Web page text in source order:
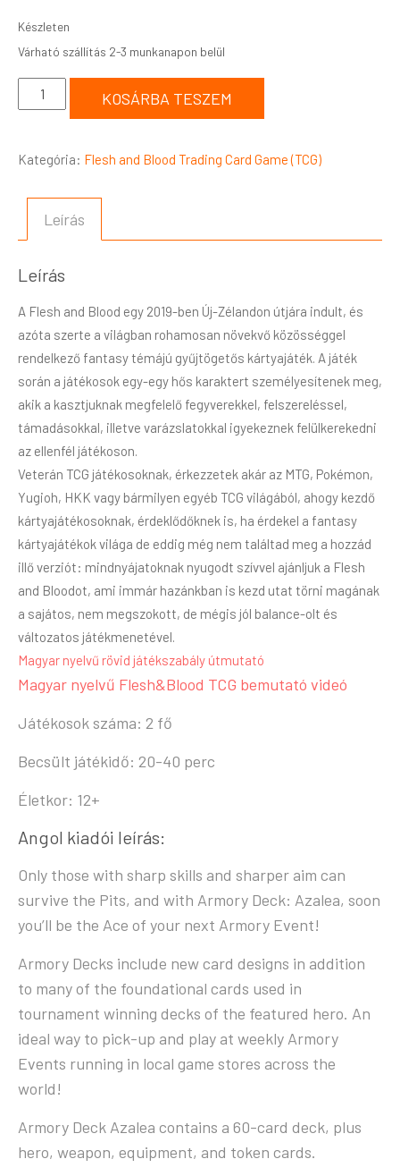
Készleten
KOSÁRBA TESZEM
Kategória: Flesh and Blood Trading Card Game (TCG)
Leírás
Leírás
A Flesh and Blood egy 2019-ben Új-Zélandon útjára indult, és
azóta szerte a világban rohamosan növekvő közösséggel
rendelkező fantasy témájú gyűjtögetős kártyajáték. A játék
során a játékosok egy-egy hős karaktert személyesítenek meg,
akik a kasztjuknak megfelelő fegyverekkel, felszereléssel,
támadásokkal, illetve varázslatokkal igyekeznek felülkerekedni
az ellenfél játékoson.
Veterán TCG játékosoknak, érkezzetek akár az MTG, Pokémon,
Yugioh, HKK vagy bármilyen egyéb TCG világából, ahogy kezdő
kártyajátékosoknak, érdeklődőknek is, ha érdekel a fantasy
kártyajátékok világa de eddig még nem találtad meg a hozzád
illő verziót: mindnyájatoknak nyugodt szívvel ajánljuk a Flesh
and Bloodot, ami immár hazánkban is kezd utat törni magának
a sajátos, nem megszokott, de mégis jól balance-olt és
változatos játékmenetével.
Magyar nyelvű rövid játékszabály útmutató
Magyar nyelvű Flesh&Blood TCG bemutató videó
Játékosok száma: 2 fő
Becsült játékidő: 20-40 perc
Életkor: 12+
Angol kiadói leírás:
Only those with sharp skills and sharper aim can
survive the Pits, and with Armory Deck: Azalea, soon
you’ll be the Ace of your next Armory Event!
Armory Decks include new card designs in addition
to many of the foundational cards used in
tournament winning decks of the featured hero. An
ideal way to pick-up and play at weekly Armory
Events running in local game stores across the
world!
Armory Deck Azalea contains a 60-card deck, plus
hero, weapon, equipment, and token cards.